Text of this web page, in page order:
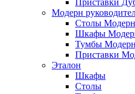
Приставки
Модерн
Столы Модерн
Шкафы
Тумбы Модерн
Приставки
Эталон
Шкафы
Столы